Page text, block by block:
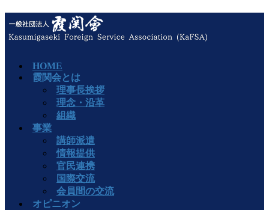
HOME
霞関会とは
理事長挨拶
理念・沿革
組織
事業
講師派遣
情報提供
官民連携
国際交流
会員間の交流
オピニオン